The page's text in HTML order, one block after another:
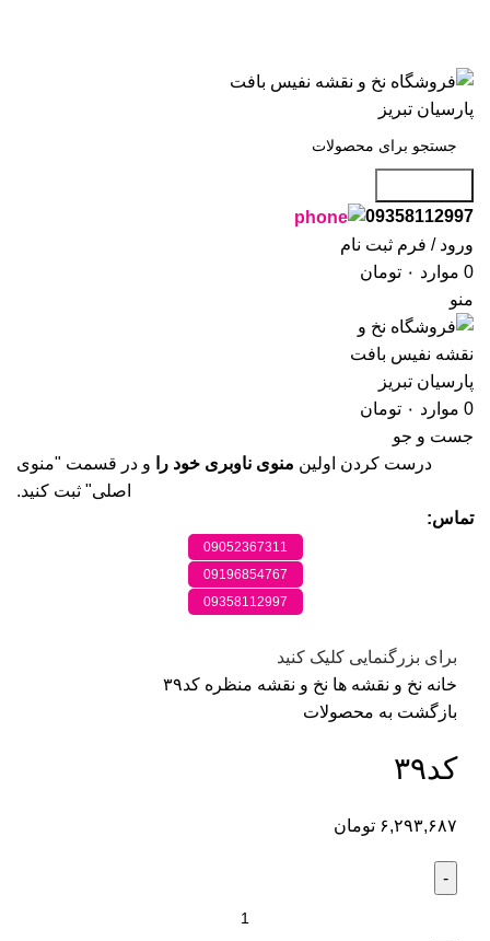
09358112997
ورود / فرم ثبت نام
0 موارد ۰ تومان
منو
0 موارد ۰ تومان
جست و جو
درست کردن اولین منوی ناوبری خود را و در قسمت "منوی
اصلی" ثبت کنید.
تماس:
09052367311
09196854767
09358112997
برای بزرگنمایی کلیک کنید
خانه نخ و نقشه ها نخ و نقشه منظره کد۳۹
بازگشت به محصولات
کد۳۹
۶,۲۹۳,۶۸۷ تومان